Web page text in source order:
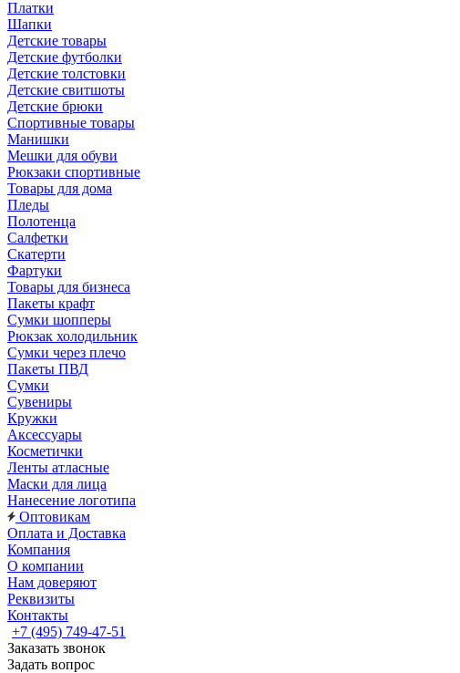
Платки
Шапки
Детские товары
Детские футболки
Детские толстовки
Детские свитшоты
Детские брюки
Спортивные товары
Манишки
Мешки для обуви
Рюкзаки спортивные
Товары для дома
Пледы
Полотенца
Салфетки
Скатерти
Фартуки
Товары для бизнеса
Пакеты крафт
Сумки шопперы
Рюкзак холодильник
Сумки через плечо
Пакеты ПВД
Сумки
Сувениры
Кружки
Аксессуары
Косметички
Ленты атласные
Маски для лица
Нанесение логотипа
Оптовикам
Оплата и Доставка
Компания
О компании
Нам доверяют
Реквизиты
Контакты
+7 (495) 749-47-51
Заказать звонок
Задать вопрос